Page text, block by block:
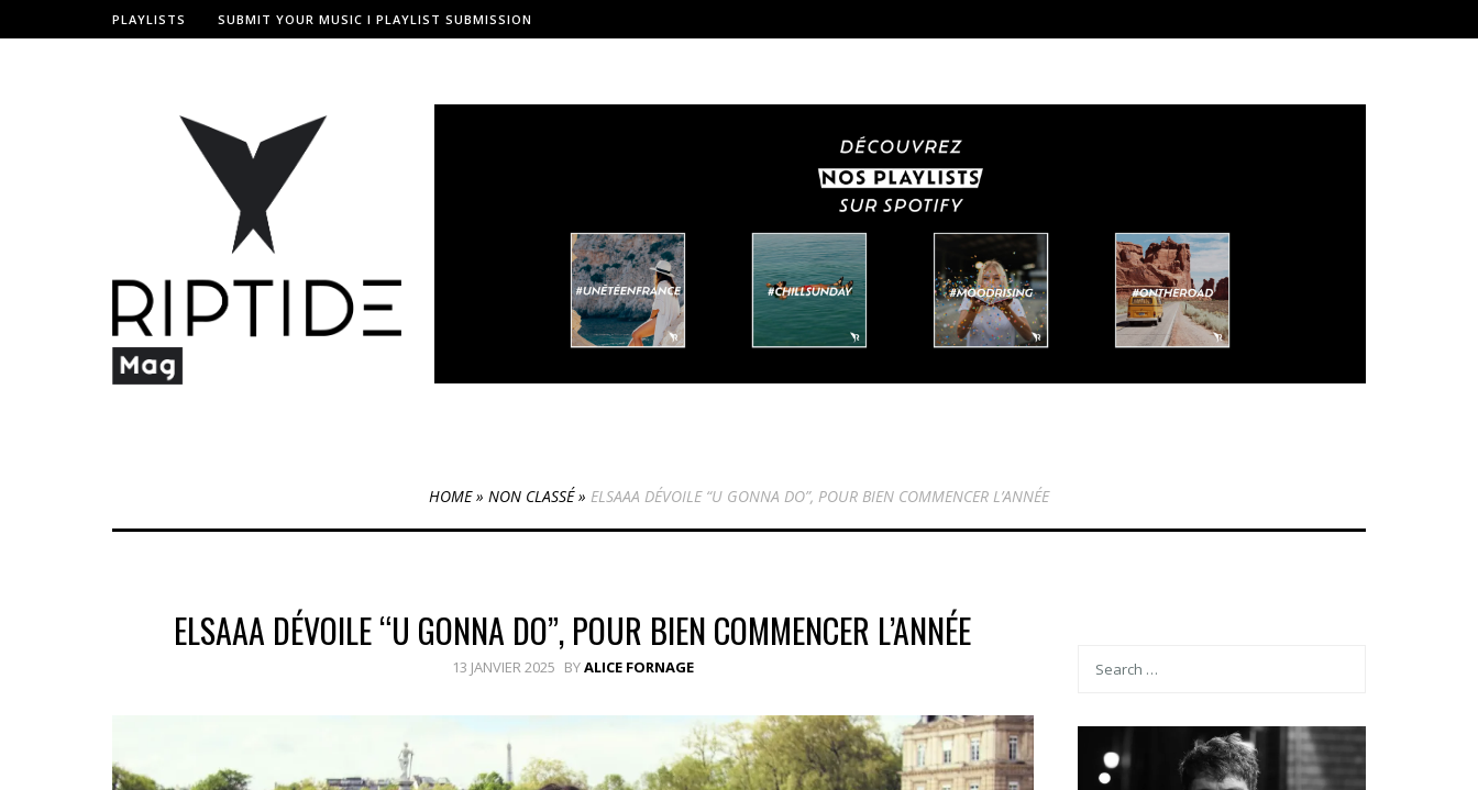
PLAYLISTS SUBMIT YOUR MUSIC I PLAYLIST SUBMISSION
HOME» NON CLASSÉ» ELSAAA DÉVOILE “U GONNA DO”, POUR BIEN COMMENCER L’ANNÉE
ELSAAA DÉVOILE “U GONNA DO”, POUR BIEN COMMENCER L’ANNÉE
13 JANVIER 2025 BYALICE FORNAGE